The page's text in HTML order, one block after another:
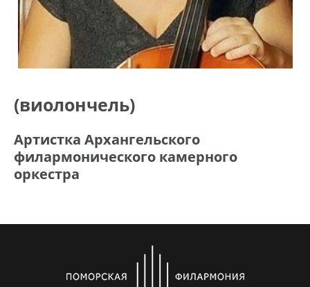
(виолончель)
Артистка Архангельского
филармонического камерного
оркестра